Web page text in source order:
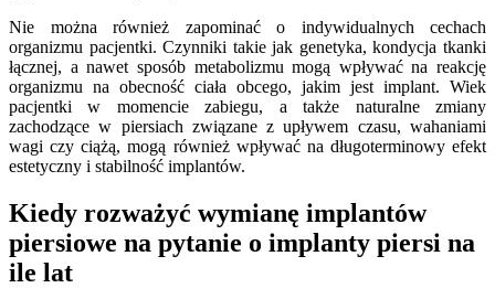
Nie można również zapominać o indywidualnych cechach
organizmu pacjentki. Czynniki takie jak genetyka, kondycja tkanki
łącznej, a nawet sposób metabolizmu mogą wpływać na reakcję
organizmu na obecność ciała obcego, jakim jest implant. Wiek
pacjentki w momencie zabiegu, a także naturalne zmiany
zachodzące w piersiach związane z upływem czasu, wahaniami
wagi czy ciążą, mogą również wpływać na długoterminowy efekt
estetyczny i stabilność implantów.
Kiedy rozważyć wymianę implantów
piersiowe na pytanie o implanty piersi na
ile lat